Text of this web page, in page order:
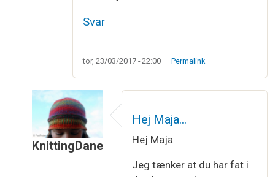
Svar
tor, 23/03/2017 - 22:00 Permalink
KnittingDane
"Hver pind fra retsiden"afMaja
Hej Maja…
Hej Maja
Jeg tænker at du har fat i